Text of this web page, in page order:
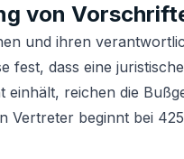
von
und ihren
fest, dass eine
einhält, reichen die
Vertreter beginnt bei